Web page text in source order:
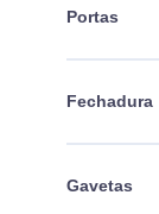
Portas
Fechadura
Gavetas